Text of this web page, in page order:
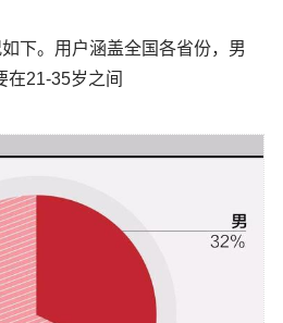
下。用户涵盖全国各省份，男
在21-35岁之间